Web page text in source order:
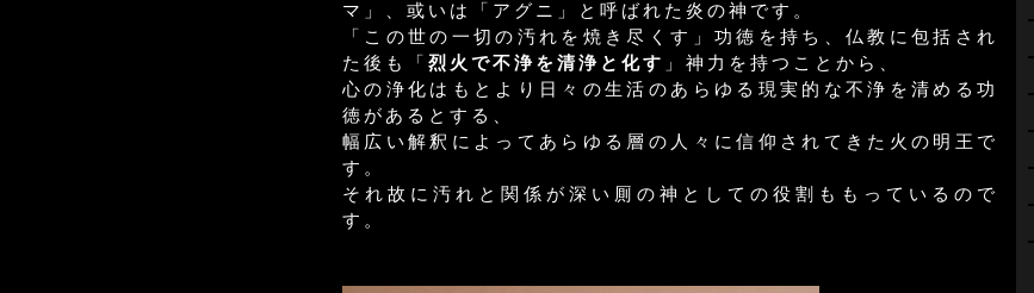
マ」、或いは「アグニ」と呼ばれた炎の神です。
「この世の一切の汚れを焼き尽くす」功徳を持ち、仏教に包括され
た後も「 烈火で不浄を清浄と化す 」神力を持つことから、
心の浄化はもとより日々の生活のあらゆる現実的な不浄を清める功
徳があるとする、
幅広い解釈によってあらゆる層の人々に信仰されてきた火の明王で
す。
それ故に汚れと関係が深い厠の神としての役割ももっているので
す。